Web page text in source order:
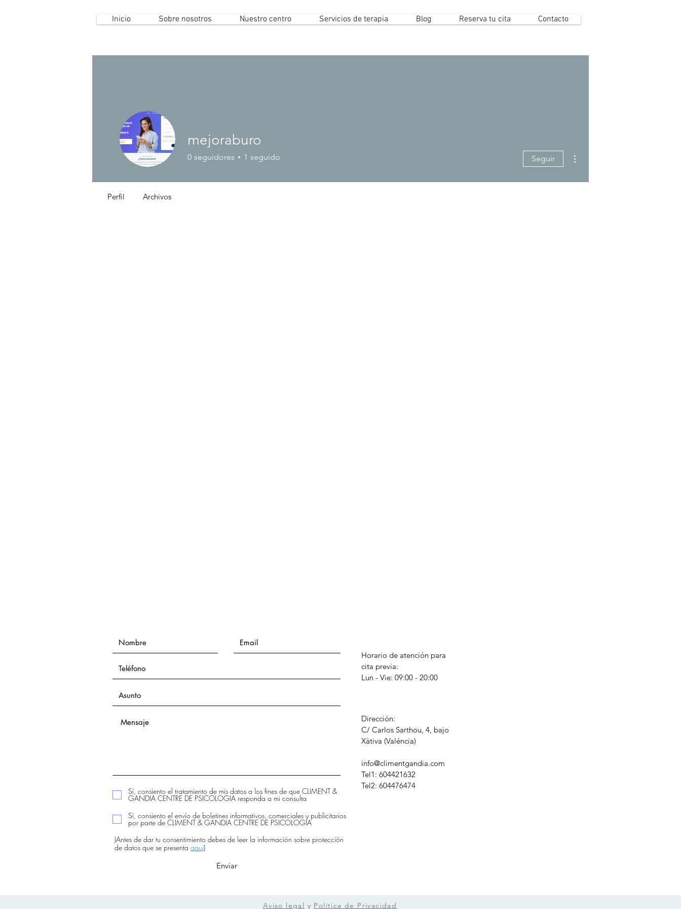
Inicio Sobre nosotros Nuestro centro Servicios de terapia Blog Reserva tu cita Contacto
mejoraburo
0 seguidores 1 seguido Seguir
Perfil Archivos
Sí, consiento el tratamiento de mis datos a los fines de que CLIMENT &
GANDIA CENTRE DE PSICOLOGIA responda a mi consulta
Sí, consiento el envío de boletines informativos, comerciales y publicitarios
por parte de CLIMENT & GANDIA CENTRE DE PSICOLOGIA
(Antes de dar tu consentimiento debes de leer la información sobre protección
de datos que se presenta aquí)
Enviar
Horario de atención para
cita previa:
Lun - Vie: 09:00 - 20:00
Dirección:
C/ Carlos Sarthou, 4, bajo
​Xàtiva (Valéncia)
info@climentgandia.com
Tel1: 604421632
Tel2: 604476474
Aviso legal y Política de Privacidad